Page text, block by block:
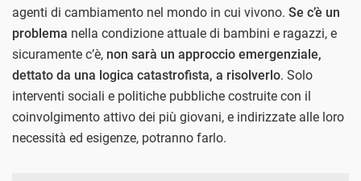
agenti di cambiamento nel mondo in cui vivono. Se c’è un
problema nella condizione attuale di bambini e ragazzi, e
sicuramente c’è, non sarà un approccio emergenziale,
dettato da una logica catastrofista, a risolverlo. Solo
interventi sociali e politiche pubbliche costruite con il
coinvolgimento attivo dei più giovani, e indirizzate alle loro
necessità ed esigenze, potranno farlo.